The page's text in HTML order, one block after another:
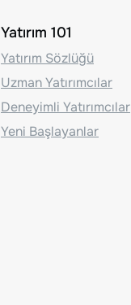
Yatırım 101
Yatırım Sözlüğü
Uzman Yatırımcılar
Deneyimli Yatırımcılar
Yeni Başlayanlar